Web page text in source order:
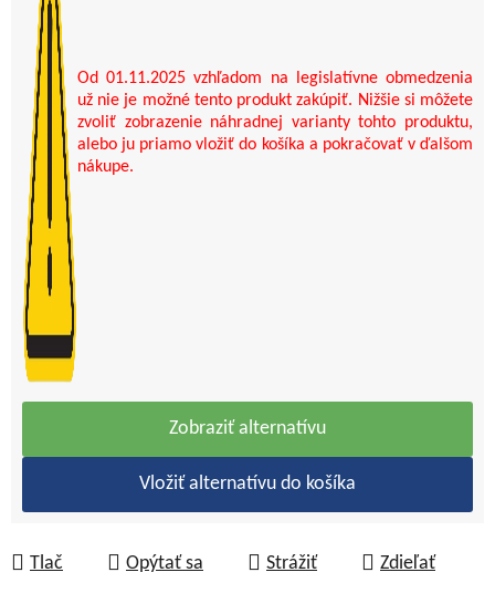
Od 01.11.2025 vzhľadom na legislatívne obmedzenia
už nie je možné tento produkt zakúpiť. Nižšie si môžete
zvoliť zobrazenie náhradnej varianty tohto produktu,
alebo ju priamo vložiť do košíka a pokračovať v ďalšom
nákupe.
Zobraziť alternatívu
Vložiť alternatívu do košíka
Tlač Opýtať sa Strážiť Zdieľať